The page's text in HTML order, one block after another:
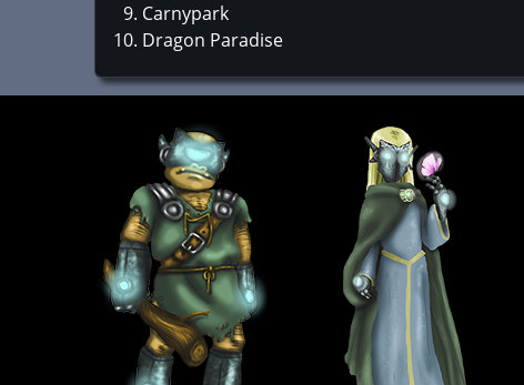
Carnypark
Dragon Paradise